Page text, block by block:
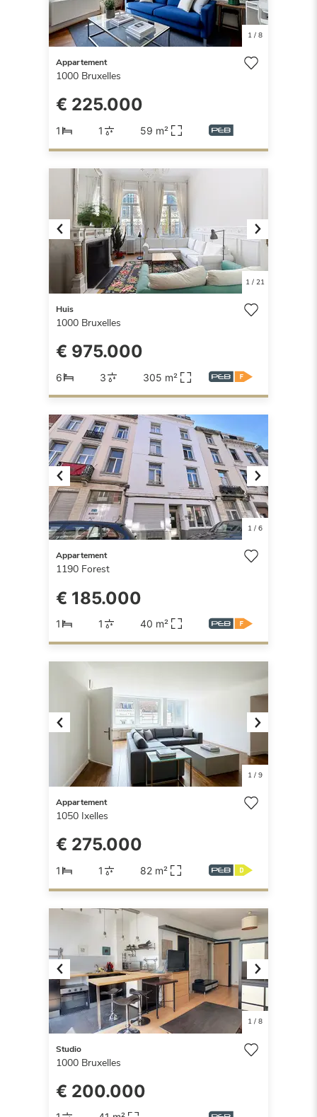
1/ 8
Appartement
1000 Bruxelles
€ 225.000
1 1 59 m²
Previous Next
1/ 21
Huis
1000 Bruxelles
€ 975.000
6 3 305 m²
Previous Next
1/ 6
Appartement
1190 Forest
€ 185.000
1 1 40 m²
Previous Next
1/ 9
Appartement
1050 Ixelles
€ 275.000
1 1 82 m²
Previous Next
1/ 8
Studio
1000 Bruxelles
€ 200.000